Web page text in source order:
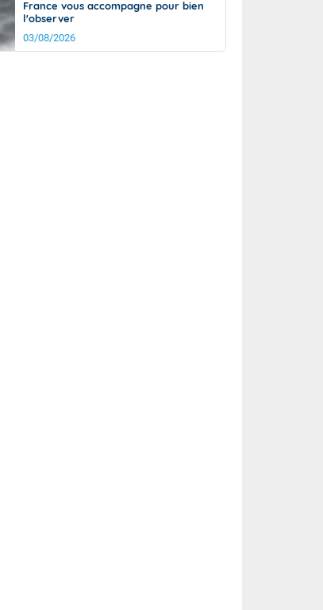
France vous accompagne pour bien
l'observer
03/08/2026